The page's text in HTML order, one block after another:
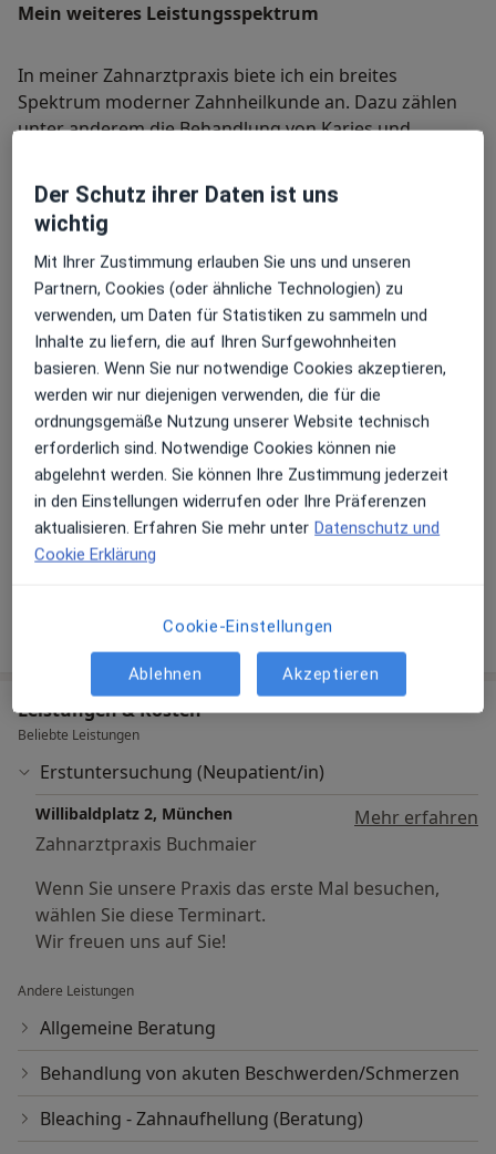
Mein weiteres Leistungs­spektrum
In meiner Zahnarztpraxis biete ich ein breites
Spektrum moderner Zahnheilkunde an. Dazu zählen
unter anderem die Behandlung von Karies und
ästhetischen Zahnmedizin, sowie die prothetische
Versorgung Ihrer Zähne.
Mein Ziel ist es, Ihre Zahngesundheit zu fördern und
Ihr Lächeln zu erhalten – in einer Umgebung, in der Sie
sich gut aufgehoben fühlen.
mehrÜber mich
Hauptsächlich behandelte Krankheiten
Karies Zahnschmerzen Parodontitis
Patienten, die ich behandle
Erwachsene
Kinder
Konsultationsformate
PersönlichStandorte anzeigen (1)
Mehr Details anzeigen
über Erfahrungen
Leistungen & Kosten
Beliebte Leistungen
Erstuntersuchung (Neupatient/in)
Willibaldplatz 2, München
Mehr erfahren
Zahnarztpraxis Buchmaier
Wenn Sie unsere Praxis das erste Mal besuchen,
wählen Sie diese Terminart.
Wir freuen uns auf Sie!
Andere Leistungen
Allgemeine Beratung
Behandlung von akuten Beschwerden/Schmerzen
Bleaching - Zahnaufhellung (Beratung)
Der Schutz ihrer Daten ist uns
wichtig
Mit Ihrer Zustimmung erlauben Sie uns und unseren
Partnern, Cookies (oder ähnliche Technologien) zu
verwenden, um Daten für Statistiken zu sammeln und
Inhalte zu liefern, die auf Ihren Surfgewohnheiten
basieren. Wenn Sie nur notwendige Cookies akzeptieren,
werden wir nur diejenigen verwenden, die für die
ordnungsgemäße Nutzung unserer Website technisch
erforderlich sind. Notwendige Cookies können nie
abgelehnt werden. Sie können Ihre Zustimmung jederzeit
in den Einstellungen widerrufen oder Ihre Präferenzen
aktualisieren. Erfahren Sie mehr unter Datenschutz und
Cookie Erklärung
Cookie-Einstellungen
Ablehnen Akzeptieren